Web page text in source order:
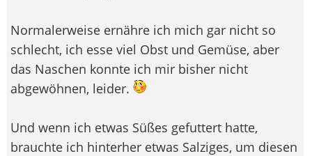
Normalerweise ernähre ich mich gar nicht so
schlecht, ich esse viel Obst und Gemüse, aber
das Naschen konnte ich mir bisher nicht
abgewöhnen, leider.
Und wenn ich etwas Süßes gefuttert hatte,
brauchte ich hinterher etwas Salziges, um diesen